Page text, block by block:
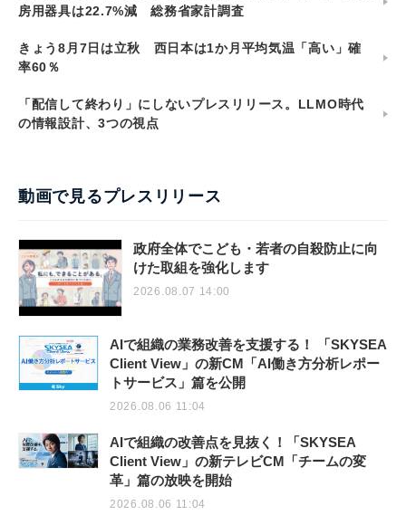
房用器具は22.7%減 総務省家計調査
きょう8月7日は立秋 西日本は1か月平均気温「高い」確
率60％
「配信して終わり」にしないプレスリリース。LLMO時代
の情報設計、3つの視点
動画で見るプレスリリース
政府全体でこども・若者の自殺防止に向
けた取組を強化します
2026.08.07 14:00
AIで組織の業務改善を支援する！ 「SKYSEA
Client View」の新CM「AI働き方分析レポー
トサービス」篇を公開
2026.08.06 11:04
AIで組織の改善点を見抜く！「SKYSEA
Client View」の新テレビCM「チームの変
革」篇の放映を開始
2026.08.06 11:04